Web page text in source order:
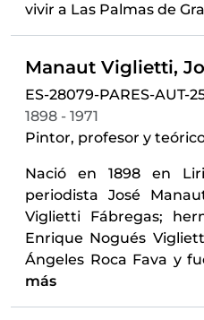
vivir a Las Palmas de
Manaut Viglietti,
ES-28079-PARES-AUT-
1898 - 1971
Pintor, profesor y
Nació en 1898 en
periodista José
Viglietti Fábregas;
Enrique Nogués
Ángeles Roca Fava y
más